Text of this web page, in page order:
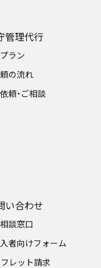
管理代行
ラン
の流れ
頼・ご相談
い合わせ
談窓口
者向けフォーム
レット請求